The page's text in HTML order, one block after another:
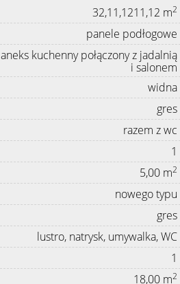
32,11,1211,12 m2
panele podłogowe
aneks kuchenny połączony z jadalnią
i salonem
widna
gres
razem z wc
1
5,00 m2
nowego typu
gres
lustro, natrysk, umywalka, WC
1
18,00 m2